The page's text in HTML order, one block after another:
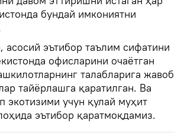
бундай имкониятни
асосий эътибор таълим сифатини
офисларини очаётган
талабларига жавоб
тайёрлашга қаратилган. Ва
экотизими учун қулай муҳит
эътибор қаратмоқдамиз.